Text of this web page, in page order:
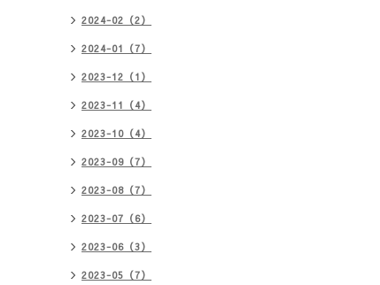
2024-02（2）
2024-01（7）
2023-12（1）
2023-11（4）
2023-10（4）
2023-09（7）
2023-08（7）
2023-07（6）
2023-06（3）
2023-05（7）